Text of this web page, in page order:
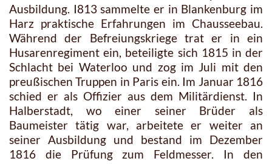
Ausbildung. I813 sammelte er in Blankenburg im
Harz praktische Erfahrungen im Chausseebau.
Während der Befreiungskriege trat er in ein
Husarenregiment ein, beteiligte sich 1815 in der
Schlacht bei Waterloo und zog im Juli mit den
preußischen Truppen in Paris ein. Im Januar 1816
schied er als Offizier aus dem Militärdienst. In
Halberstadt, wo einer seiner Brüder als
Baumeister tätig war, arbeitete er weiter an
seiner Ausbildung und bestand im Dezember
1816 die Prüfung zum Feldmesser. In den